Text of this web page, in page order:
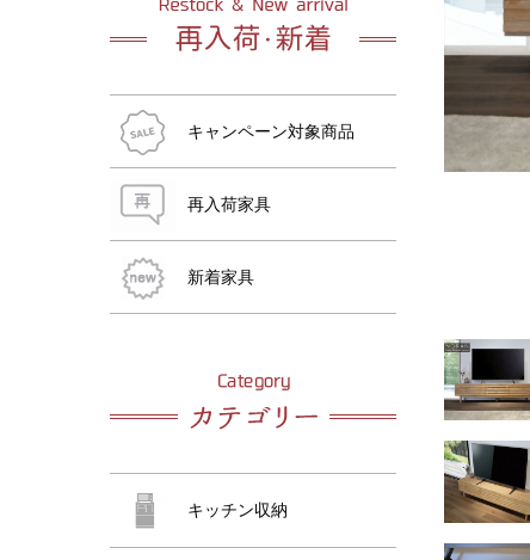
おすすめ商品
キャンペーン対象商品
再入荷家具
新着家具
キッチン収納